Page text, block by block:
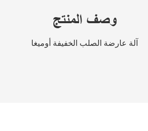
وصف المنتج
آلة عارضة الصلب الخفيفة أوميغا